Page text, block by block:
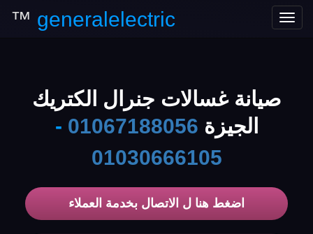
Toggle
generalelectric
™
صيانة غسالات جنرال الكتريك
الجيزة 01067188056
-
01030666105
اضغط هنا ل الاتصال بخدمة العملاء